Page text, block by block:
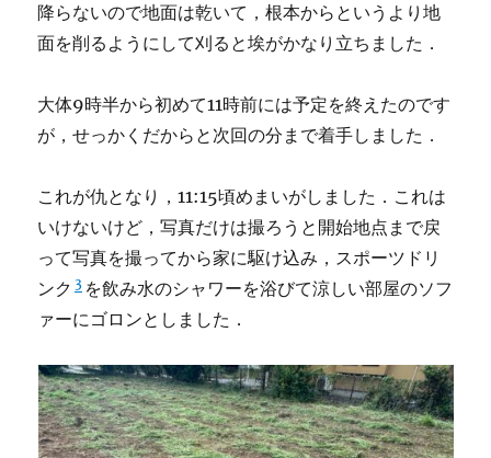
降らないので地面は乾いて，根本からというより地
面を削るようにして刈ると埃がかなり立ちました．
大体9時半から初めて11時前には予定を終えたのです
が，せっかくだからと次回の分まで着手しました．
これが仇となり，11:15頃めまいがしました．これは
いけないけど，写真だけは撮ろうと開始地点まで戻
って写真を撮ってから家に駆け込み，スポーツドリ
ンク 3 を飲み水のシャワーを浴びて涼しい部屋のソフ
ァーにゴロンとしました．